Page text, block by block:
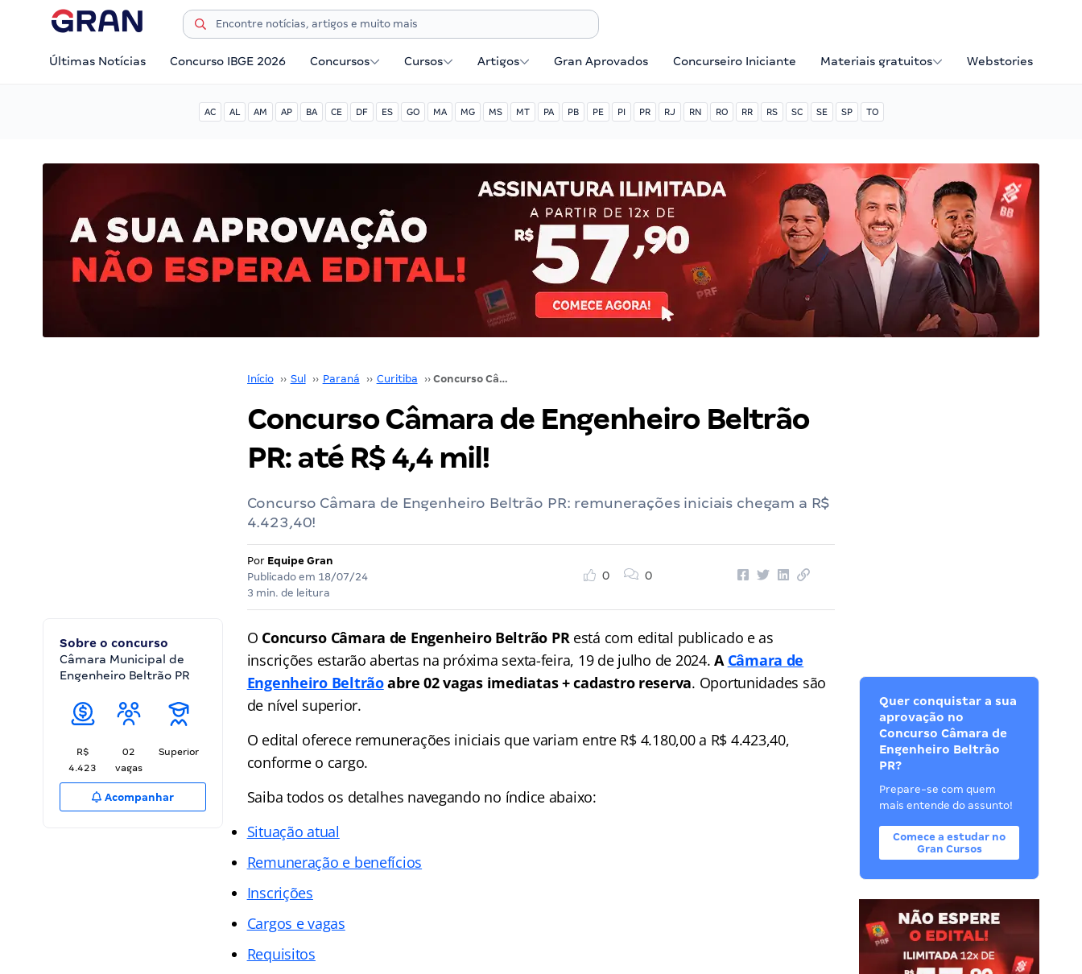
Últimas Notícias Concurso IBGE 2026 Concursos Cursos Artigos Gran Aprovados Concurseiro Iniciante Materiais gratuitos Webstories
AC AL AM AP BA CE DF ES GO MA MG MS MT PA PB PE PI PR RJ RN RO RR RS SC SE SP TO
Início ›› Sul ›› Paraná ›› Curitiba ›› Concurso Câmara de Engenheiro Beltrão PR: até R$ 4,4 mil!
Concurso Câmara de Engenheiro Beltrão
PR: até R$ 4,4 mil!
Concurso Câmara de Engenheiro Beltrão PR: remunerações iniciais chegam a R$
4.423,40!
Por Equipe Gran
Publicado em 18/07/24
3 min. de leitura
0 0
Sobre o concurso
Câmara Municipal de
Engenheiro Beltrão PR
R$
4.423
02
vagas
Superior
Acompanhar
O Concurso Câmara de Engenheiro Beltrão PRestá com edital publicado e as
inscrições estarão abertas na próxima sexta-feira, 19 de julho de 2024.A Câmara de
Engenheiro Beltrãoabre 02 vagas imediatas + cadastro reserva. Oportunidades são
de nível superior.
O edital oferece remunerações iniciais que variam entre R$ 4.180,00 a R$ 4.423,40,
conforme o cargo.
Saiba todos os detalhes navegando no índice abaixo:
Situação atual
Remuneração e benefícios
Inscrições
Cargos e vagas
Requisitos
Quer conquistar a sua
aprovação no
Concurso Câmara de
Engenheiro Beltrão
PR?
Prepare-se com quem
mais entende do assunto!
Comece a estudar no
Gran Cursos